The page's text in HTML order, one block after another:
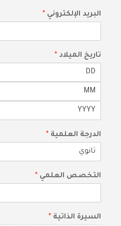
البريد الإلكتروني *
تاريخ الميلاد *
الدرجة العلمية *
التخصص العلمي *
السيرة الذاتية *